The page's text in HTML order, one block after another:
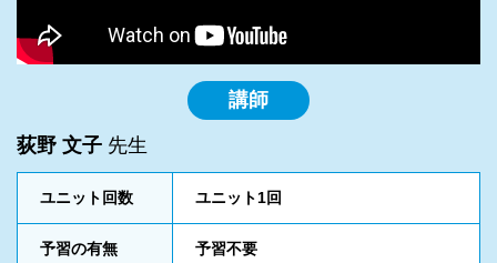
講師
荻野 文子 先生
ユニット回数 ユニット1回
予習の有無 予習不要